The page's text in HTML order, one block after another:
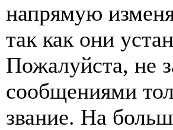
напрямую
так как они
Пожалуйста, не
сообщениями
звание. На